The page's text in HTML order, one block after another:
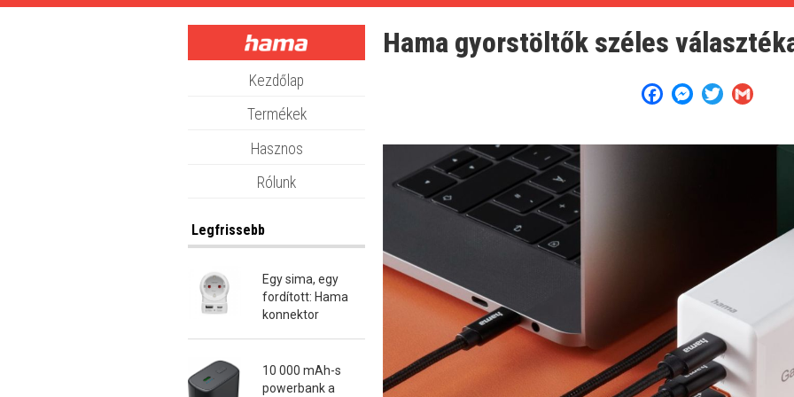
Skip
Kezdőlap
Termékek
Hasznos
Rólunk
Legfrissebb
Egy sima, egy
fordított: Hama
konnektor
10 000 mAh-s
powerbank a
Hama gyorstöltők széles
FacebookMessenger
Twitter